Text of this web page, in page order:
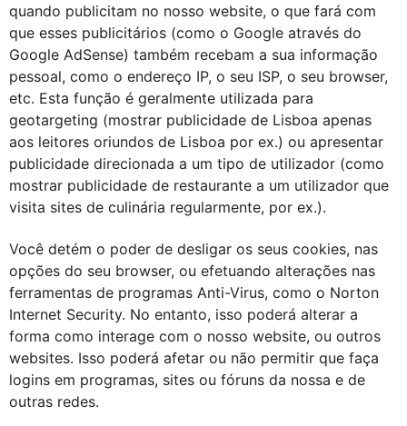
quando publicitam no nosso website, o que fará com
que esses publicitários (como o Google através do
Google AdSense) também recebam a sua informação
pessoal, como o endereço IP, o seu ISP, o seu browser,
etc. Esta função é geralmente utilizada para
geotargeting (mostrar publicidade de Lisboa apenas
aos leitores oriundos de Lisboa por ex.) ou apresentar
publicidade direcionada a um tipo de utilizador (como
mostrar publicidade de restaurante a um utilizador que
visita sites de culinária regularmente, por ex.).
Você detém o poder de desligar os seus cookies, nas
opções do seu browser, ou efetuando alterações nas
ferramentas de programas Anti-Virus, como o Norton
Internet Security. No entanto, isso poderá alterar a
forma como interage com o nosso website, ou outros
websites. Isso poderá afetar ou não permitir que faça
logins em programas, sites ou fóruns da nossa e de
outras redes.